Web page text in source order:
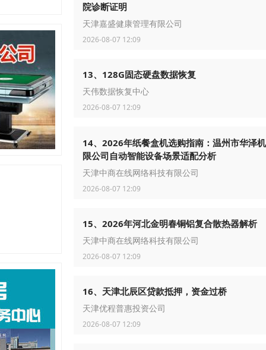
院诊断证明
天津嘉盛健康管理有限公司
2026-08-07 12:09
13、128G固态硬盘数据恢复
天伟数据恢复中心
2026-08-07 12:09
14、2026年纸餐盒机选购指南：温州市华泽
限公司自动智能设备场景适配分析
天津中商在线网络科技有限公司
2026-08-07 12:09
15、2026年河北金明春铜铝复合散热器解析
天津中商在线网络科技有限公司
2026-08-07 12:09
16、天津北辰区贷款抵押，资金过桥
天津优程普惠投资公司
2026-08-07 12:09